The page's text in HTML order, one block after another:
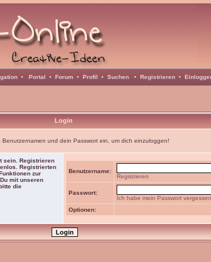
• Portal • Forum • Profil • Suchen • Registrieren •
Login
Benutzernamen und dein Passwort ein, um dich einzuloggen!
sein. Registrieren
Registrierten
zur
mit unseren
die
Benutzername:
Registrieren
Passwort:
Ich habe mein Passwort
Optionen: